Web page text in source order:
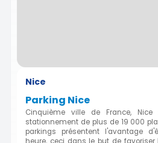
Nice
Parking Nice
Cinquième ville de France,
stationnement de plus de 19 000
parkings présentent l'avantage